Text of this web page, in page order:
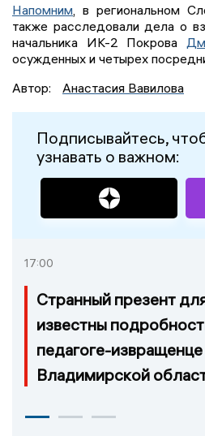
Напомним , в региональном
также расследовали дела о
начальника ИК-2 Покрова
осужденных и четырех
Автор:
Анастасия Вавилова
Подписывайтесь,
узнавать о важном:
17:00
Странный презент
известны
педагоге-
Владимирской